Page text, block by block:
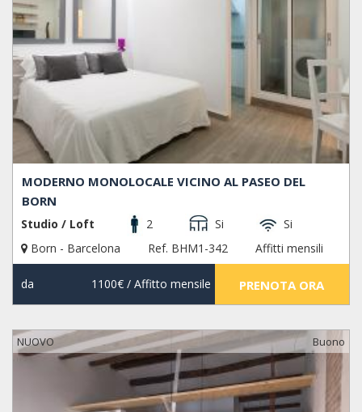
MODERNO MONOLOCALE VICINO AL PASEO DEL
BORN
Studio / Loft 2 Si
Si
Born - Barcelona
Ref. BHM1-342 Affitti mensili
da 1100€/ Affitto mensile PRENOTA ORA
NUOVO Buono